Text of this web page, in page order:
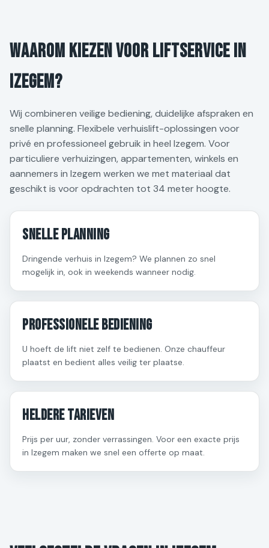
Waarom kiezen voor liftservice in
Izegem?
Wij combineren veilige bediening, duidelijke afspraken en
snelle planning. Flexibele verhuislift-oplossingen voor
privé en professioneel gebruik in heel Izegem. Voor
particuliere verhuizingen, appartementen, winkels en
aannemers in Izegem werken we met materiaal dat
geschikt is voor opdrachten tot 34 meter hoogte.
Snelle planning
Dringende verhuis in Izegem? We plannen zo snel
mogelijk in, ook in weekends wanneer nodig.
Professionele bediening
U hoeft de lift niet zelf te bedienen. Onze chauffeur
plaatst en bedient alles veilig ter plaatse.
Heldere tarieven
Prijs per uur, zonder verrassingen. Voor een exacte prijs
in Izegem maken we snel een offerte op maat.